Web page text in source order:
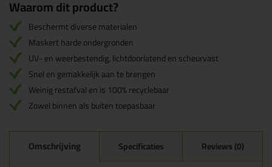
Waarom dit product?
Beschermt diverse materialen
Maskert harde ondergronden
UV- en weerbestendig, lichtdoorlatend en scheurvast
Snel en gemakkelijk aan te brengen
Weinig restafval en is 100% recyclebaar
Zowel binnen als buiten toepasbaar
Omschrijving Specificaties Reviews (0)